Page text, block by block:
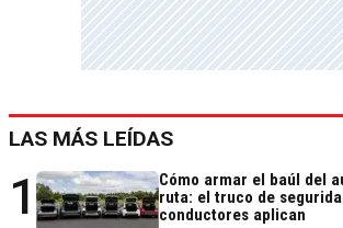
LAS MÁS LEÍDAS
1
Cómo armar el baúl del
ruta: el truco de
conductores aplican